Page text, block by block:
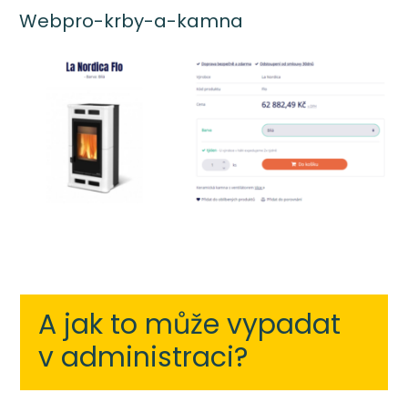
Webpro-krby-a-kamna
A jak to může vypadat
v administraci?